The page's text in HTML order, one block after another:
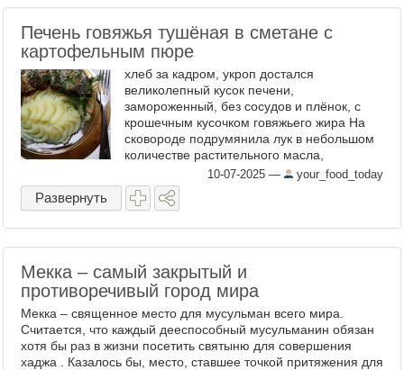
Печень говяжья тушёная в сметане с
картофельным пюре
хлеб за кадром, укроп достался
великолепный кусок печени,
замороженный, без сосудов и плёнок, с
крошечным кусочком говяжьего жира На
сковороде подрумянила лук в небольшом
количестве растительного масла,
выложила печень и поджарила на сильном
огне с одной стороне, перевернула, ...
10-07-2025 — your_food_today
Развернуть
Мекка – самый закрытый и
противоречивый город мира
Мекка – священное место для мусульман всего мира.
Считается, что каждый дееспособный мусульманин обязан
хотя бы раз в жизни посетить святыню для совершения
хаджа . Казалось бы, место, ставшее точкой притяжения для